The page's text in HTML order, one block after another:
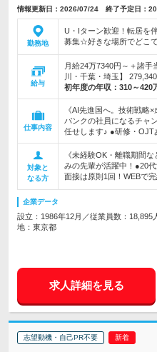
情報更新日：2026/07/24 終了予定日：
勤務地
U・Iターン歓迎！転居を
募集☆好きな場所でどこ
給与
月給24万7340円～＋諸
川・千葉・埼玉】
初年度の年収： 310～420
仕事内容
《AI先進国へ。技術戦略
バンクの社員になるチャ
任せします♪ ●研修・OJT
対象と
なる方
《未経験OK・離職期間
みの先輩が活躍中！●20
面接は原則1回！WEBで
企業データ
設立：1986年12月／従業員数：18,895
地：東京都
求人詳細を見る
志望動機・自己PR不要